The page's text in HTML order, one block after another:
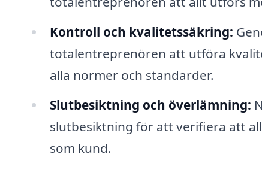
Kontroll och kvalitetssäkring:
totalentreprenören att utföra
alla normer och standarder.
Slutbesiktning och överlämning:
slutbesiktning för att verifiera att
som kund.